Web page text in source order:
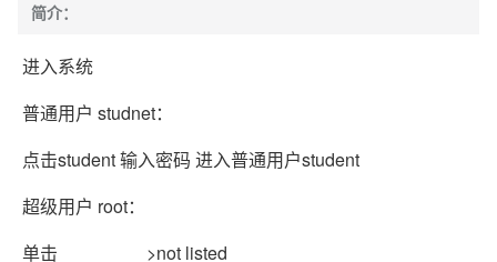
简介：
进入系统
普通用户 studnet：
点击student 输入密码 进入普通用户student
超级用户 root：
单击 >not listed